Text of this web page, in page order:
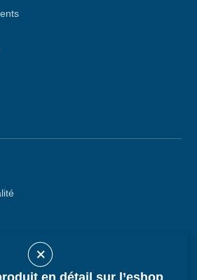
en détail sur l’eshop
Appeler DEFINOX